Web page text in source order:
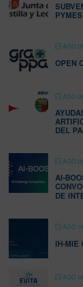
AGO
OPEN
AGO
DEL
AGO
AI-
DE
AGO
IH-MIE
AGO